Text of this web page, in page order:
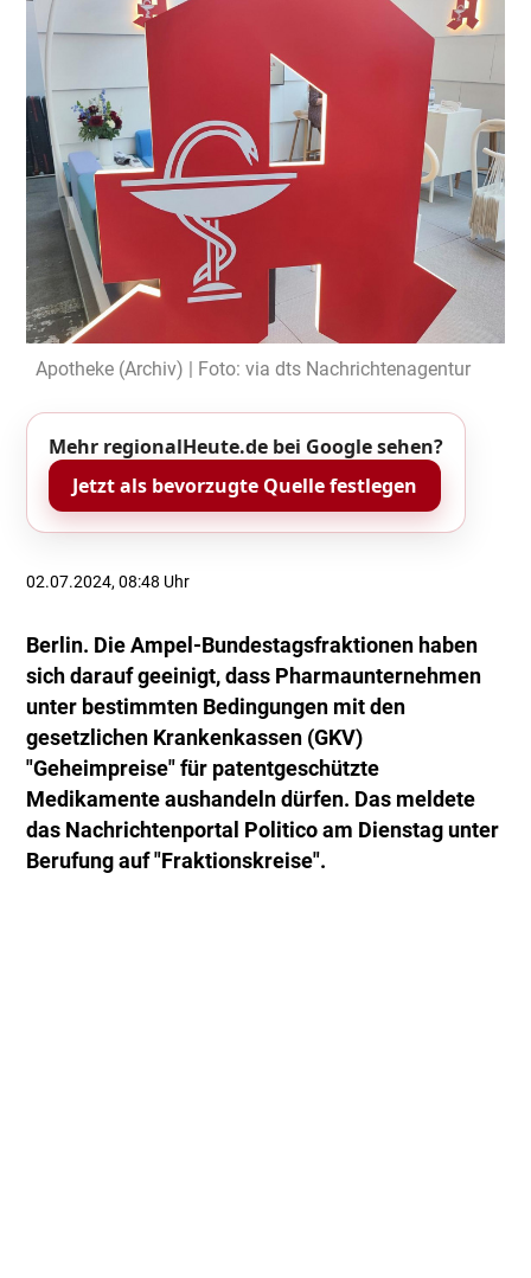
Apotheke (Archiv) | Foto: via dts Nachrichtenagentur
Mehr regionalHeute.de bei Google sehen?
Jetzt als bevorzugte Quelle festlegen
02.07.2024, 08:48 Uhr
Berlin. Die Ampel-Bundestagsfraktionen haben
sich darauf geeinigt, dass Pharmaunternehmen
unter bestimmten Bedingungen mit den
gesetzlichen Krankenkassen (GKV)
"Geheimpreise" für patentgeschützte
Medikamente aushandeln dürfen. Das meldete
das Nachrichtenportal Politico am Dienstag unter
Berufung auf "Fraktionskreise".